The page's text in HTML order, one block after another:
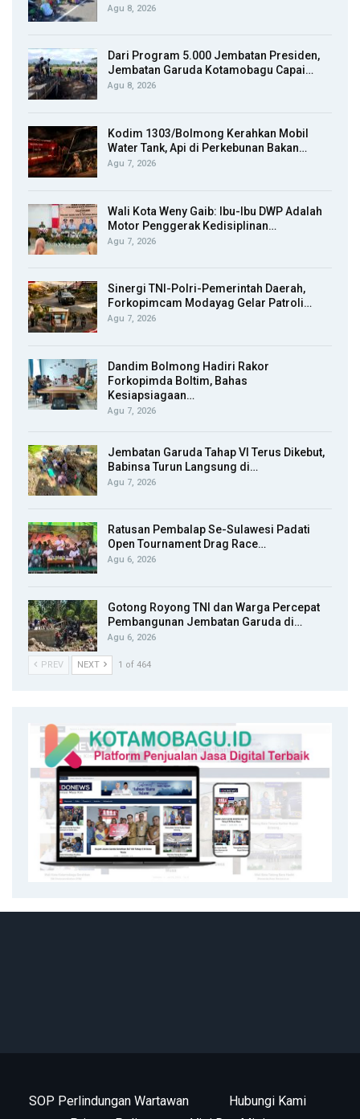
Agu 8, 2026
Dari Program 5.000 Jembatan Presiden,
Jembatan Garuda Kotamobagu Capai…
Agu 8, 2026
Kodim 1303/Bolmong Kerahkan Mobil
Water Tank, Api di Perkebunan Bakan…
Agu 7, 2026
Wali Kota Weny Gaib: Ibu-Ibu DWP Adalah
Motor Penggerak Kedisiplinan…
Agu 7, 2026
Sinergi TNI-Polri-Pemerintah Daerah,
Forkopimcam Modayag Gelar Patroli…
Agu 7, 2026
Dandim Bolmong Hadiri Rakor
Forkopimda Boltim, Bahas
Kesiapsiagaan…
Agu 7, 2026
Jembatan Garuda Tahap VI Terus Dikebut,
Babinsa Turun Langsung di…
Agu 7, 2026
Ratusan Pembalap Se-Sulawesi Padati
Open Tournament Drag Race…
Agu 6, 2026
Gotong Royong TNI dan Warga Percepat
Pembangunan Jembatan Garuda di…
Agu 6, 2026
PREV NEXT 1 of 464
SOP Perlindungan Wartawan
Hubungi Kami